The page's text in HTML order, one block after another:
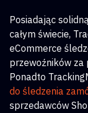
Posiadając
całym świecie,
eCommerce
przewoźników za
Ponadto
do śledzenia
sprzedawców